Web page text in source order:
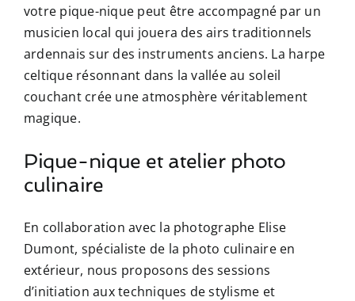
votre pique-nique peut être accompagné par un
musicien local qui jouera des airs traditionnels
ardennais sur des instruments anciens. La harpe
celtique résonnant dans la vallée au soleil
couchant crée une atmosphère véritablement
magique.
Pique-nique et atelier photo
culinaire
En collaboration avec la photographe Elise
Dumont, spécialiste de la photo culinaire en
extérieur, nous proposons des sessions
d’initiation aux techniques de stylisme et